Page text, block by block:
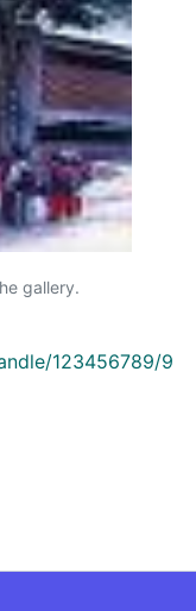
gallery.
123456789/9